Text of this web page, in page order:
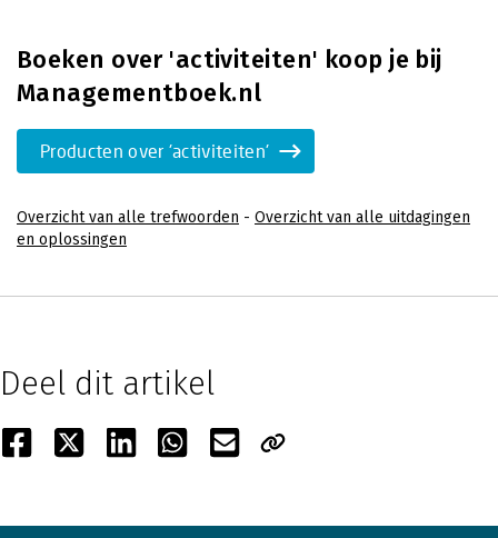
Boeken over 'activiteiten' koop je bij
Managementboek.nl
Producten over 'activiteiten'
Overzicht van alle trefwoorden - Overzicht van alle uitdagingen
en oplossingen
Deel dit artikel